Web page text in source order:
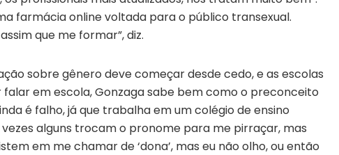
farmácia online voltada para o público transexual.
que me formar”, diz.
sobre gênero deve começar desde cedo, e as escolas
em escola, Gonzaga sabe bem como o preconceito
é falho, já que trabalha em um colégio de ensino
vezes alguns trocam o pronome para me pirraçar, mas
em me chamar de ‘dona’, mas eu não olho, ou então